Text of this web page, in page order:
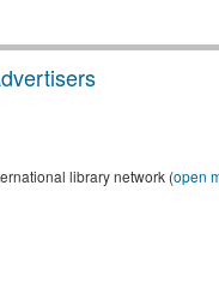
library network (open